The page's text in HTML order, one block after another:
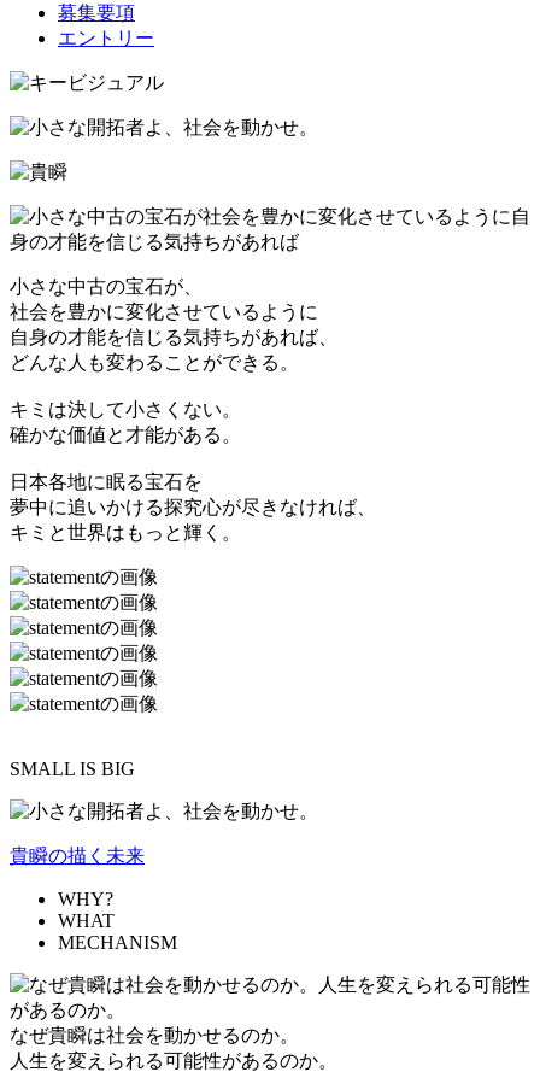
募集要項
エントリー
小さな中古の宝石が、
社会を豊かに変化させているように
自身の才能を信じる気持ちがあれば、
どんな人も変わることができる。
キミは決して小さくない。
確かな価値と才能がある。
日本各地に眠る宝石を
夢中に追いかける探究心が尽きなければ、
キミと世界はもっと輝く。
SMALL IS BIG
貴瞬の描く未来
WHY?
WHAT
MECHANISM
なぜ貴瞬は社会を動かせるのか。
人生を変えられる可能性があるのか。